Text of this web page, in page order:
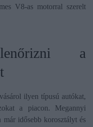
V8-as motorral szerelt
a
ilyen típusú autókat,
a piacon. Megannyi
már idősebb korosztályt és